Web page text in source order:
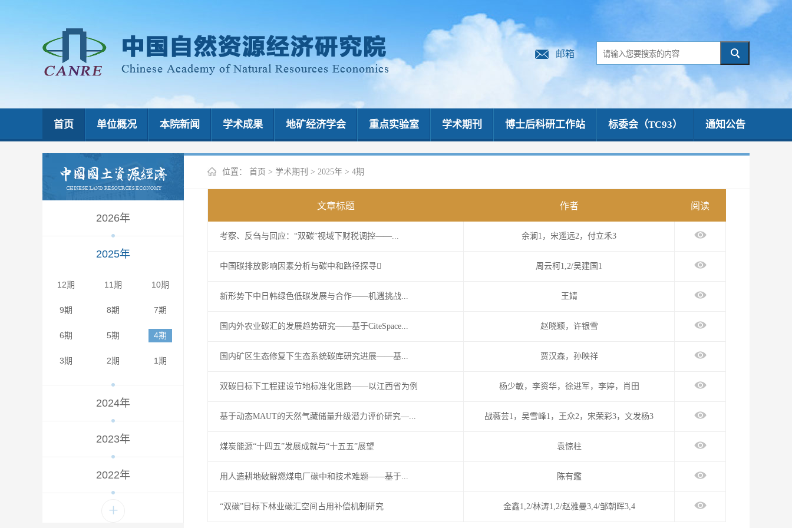
邮箱
首页 单位概况 本院新闻 学术成果 地矿经济学会 重点实验室 学术期刊 博士后科研工作站 标委会（TC93） 通知公告
2026年
2025年
12期 11期 10期
9期 8期 7期
6期 5期 4期
3期 2期 1期
2024年
2023年
2022年
+
位置： 首页 > 学术期刊 > 2025年 > 4期
文章标题 作者 阅读
考察、反刍与回应：“双碳”视域下财税调控——... ​余澜1，宋遥远2，付立禾3
中国碳排放影响因素分析与碳中和路径探寻 周云柯1,2/吴建国1
新形势下中日韩绿色低碳发展与合作——机遇挑战... 王婧
国内外农业碳汇的发展趋势研究——基于CiteSpace... 赵晓颖，许银雪
国内矿区生态修复下生态系统碳库研究进展——基... 贾汉森，孙映祥
双碳目标下工程建设节地标准化思路——以江西省为例 杨少敏，李资华，徐进军，李婷，肖田
基于动态MAUT的天然气藏储量升级潜力评价研究—... 战薇芸1，吴雪峰1，王众2，宋荣彩3，文发杨3
煤炭能源“十四五”发展成就与“十五五”展望 袁惊柱
用人造耕地破解燃煤电厂碳中和技术难题——基于... 陈有鑑
“双碳”目标下林业碳汇空间占用补偿机制研究 金鑫1,2/林涛1,2/赵雅曼3,4/邹朝晖3,4